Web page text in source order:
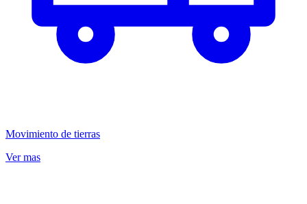
Movimiento de tierras
Ver mas